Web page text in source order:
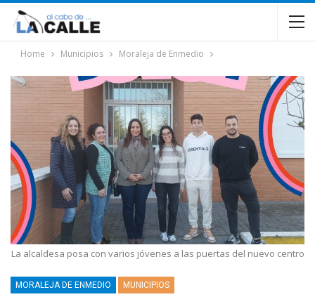
Home Municipios Moraleja de Enmedio
La alcaldesa posa con varios jóvenes a las puertas del nuevo centro
MORALEJA DE ENMEDIO MUNICIPIOS